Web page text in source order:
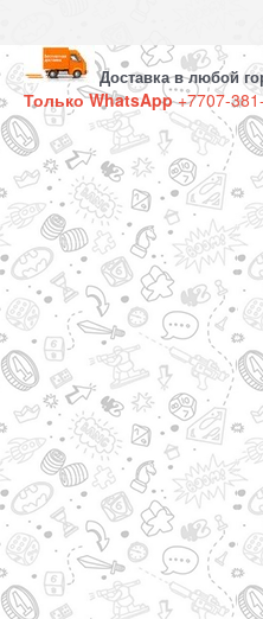
Доставка в любой
Только WhatsApp+7707-